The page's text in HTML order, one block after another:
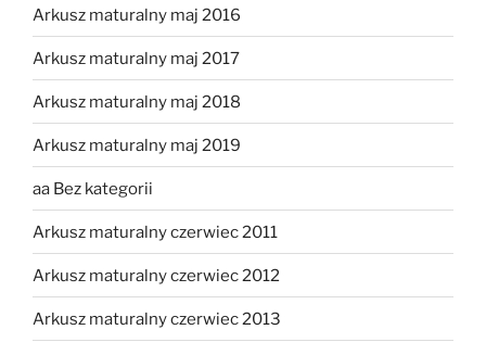
Arkusz maturalny maj 2016
Arkusz maturalny maj 2017
Arkusz maturalny maj 2018
Arkusz maturalny maj 2019
aa Bez kategorii
Arkusz maturalny czerwiec 2011
Arkusz maturalny czerwiec 2012
Arkusz maturalny czerwiec 2013